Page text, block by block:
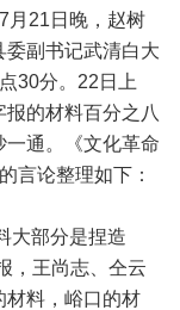
月21日晚，赵树
副书记武清白大
30分。22日上
的材料百分之八
通。《文化革命
言论整理如下：
部分是捏造
，王尚志、仝云
材料，峪口的材